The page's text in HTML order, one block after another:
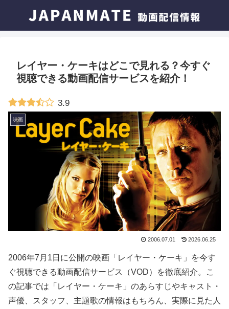
レイヤー・ケーキはどこで見れる？今すぐ
視聴できる動画配信サービスを紹介！
3.9
映画
2006.07.01 2026.06.25
2006年7月1日に公開の映画「レイヤー・ケーキ」を今す
ぐ視聴できる動画配信サービス（VOD）を徹底紹介。こ
の記事では「レイヤー・ケーキ」のあらすじやキャスト・
声優、スタッフ、主題歌の情報はもちろん、実際に見た人